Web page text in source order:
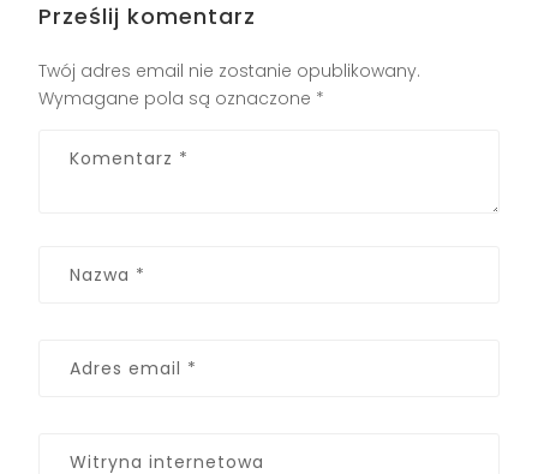
Prześlij komentarz
Twój adres email nie zostanie opublikowany.
Wymagane pola są oznaczone *